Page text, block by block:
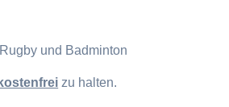
und Badminton
zu halten.